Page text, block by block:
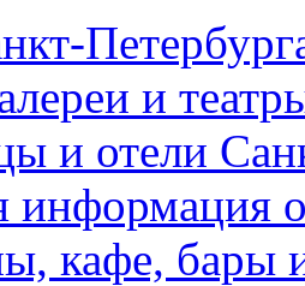
и
и отели
информация
кафе, бары